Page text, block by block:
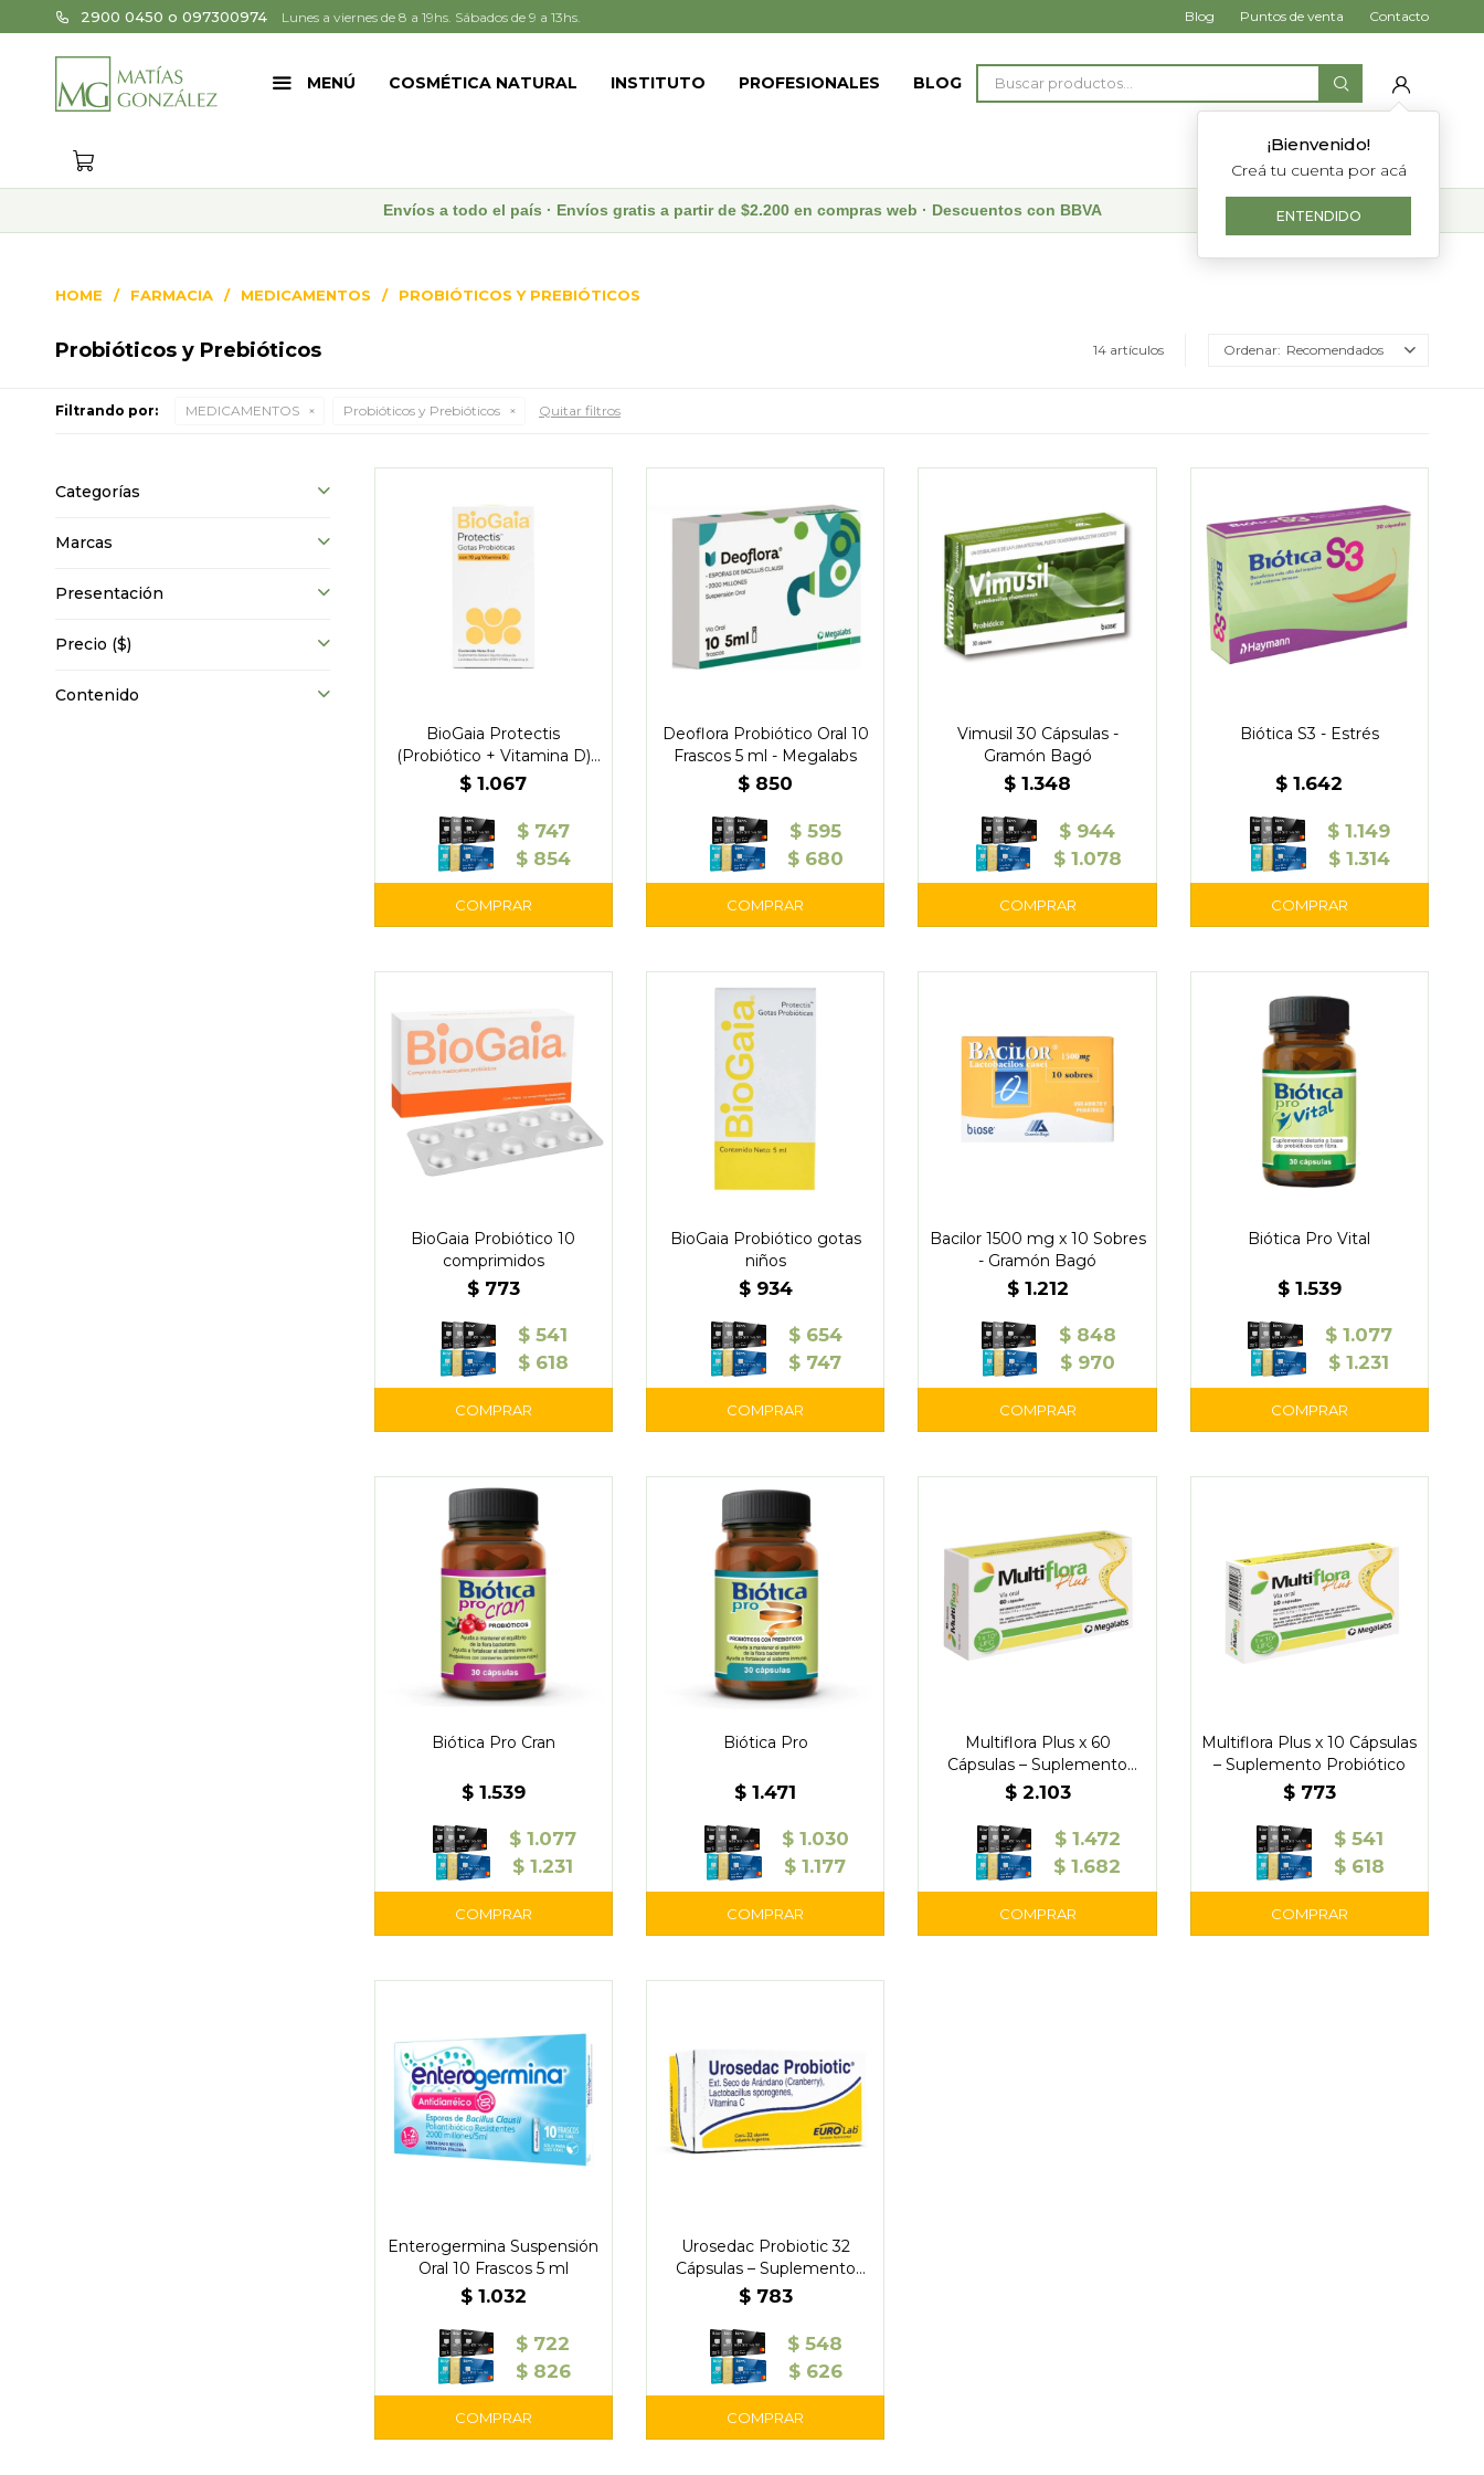
MENÚ COSMÉTICA NATURAL INSTITUTO PROFESIONALES BLOG
¡Bienvenido!
Creá tu cuenta por acá
ENTENDIDO
2900 0450 o 097300974 Lunes a viernes de 8 a 19hs. Sábados de 9 a 13hs. Blog Puntos de venta Contacto
Envíos a todo el país · Envíos gratis a partir de $2.200 en compras web · Descuentos con BBVA
HOME FARMACIA MEDICAMENTOS PROBIÓTICOS Y PREBIÓTICOS
Probióticos y Prebióticos 14 artículos Recomendados
Filtrando por: MEDICAMENTOS Probióticos y Prebióticos Quitar filtros
BioGaia Protectis
(Probiótico + Vitamina D)
Gotas 5 ml
$ 1.067
$ 747
$ 854
Deoflora Probiótico Oral 10
Frascos 5 ml - Megalabs
$ 850
$ 595
$ 680
Vimusil 30 Cápsulas -
Gramón Bagó
$ 1.348
$ 944
$ 1.078
Biótica S3 - Estrés
$ 1.642
$ 1.149
$ 1.314
BioGaia Probiótico 10
comprimidos
$ 773
$ 541
$ 618
BioGaia Probiótico gotas
niños
$ 934
$ 654
$ 747
Bacilor 1500 mg x 10 Sobres
- Gramón Bagó
$ 1.212
$ 848
$ 970
Biótica Pro Vital
$ 1.539
$ 1.077
$ 1.231
Biótica Pro Cran
$ 1.539
$ 1.077
$ 1.231
Biótica Pro
$ 1.471
$ 1.030
$ 1.177
Multiflora Plus x 60
Cápsulas – Suplemento
Probiótico
$ 2.103
$ 1.472
$ 1.682
Multiflora Plus x 10 Cápsulas
– Suplemento Probiótico
$ 773
$ 541
$ 618
Enterogermina Suspensión
Oral 10 Frascos 5 ml
$ 1.032
$ 722
$ 826
Urosedac Probiotic 32
Cápsulas – Suplemento
Probiótico
$ 783
$ 548
$ 626
Categorías
Marcas
Presentación
Precio ($)
Contenido